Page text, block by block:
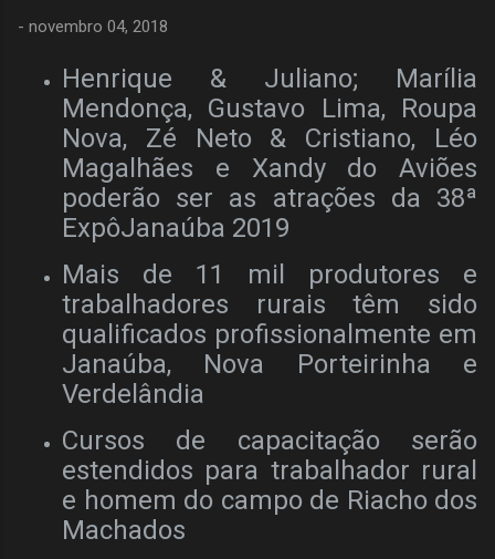
- novembro 04, 2018
Henrique & Juliano; Marília
Mendonça, Gustavo Lima, Roupa
Nova, Zé Neto & Cristiano, Léo
Magalhães e Xandy do Aviões
poderão ser as atrações da 38ª
ExpôJanaúba 2019
Mais de 11 mil produtores e
trabalhadores rurais têm sido
qualificados profissionalmente em
Janaúba, Nova Porteirinha e
Verdelândia
Cursos de capacitação serão
estendidos para trabalhador rural
e homem do campo de Riacho dos
Machados